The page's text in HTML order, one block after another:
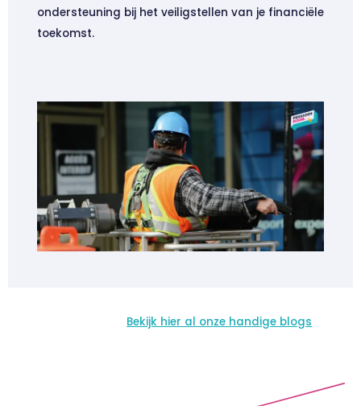
ondersteuning bij het veiligstellen van je financiële
toekomst.
Bekijk hier al onze handige blogs